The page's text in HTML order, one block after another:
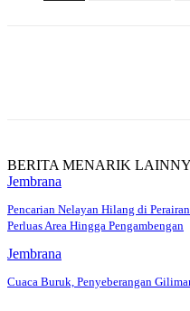
BERITA MENARIK
Jembrana
Pencarian Nelayan Hilang di
Perluas Area Hingga Pengambengan
Jembrana
Cuaca Buruk, Penyeberangan